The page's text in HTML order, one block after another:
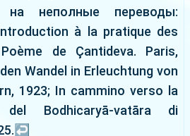
неполные переводы:
à la pratique des
de Çantideva. Paris,
Wandel in Erleuchtung von
1923; In cammino verso la
del Bodhicaryā-vatāra di
↩